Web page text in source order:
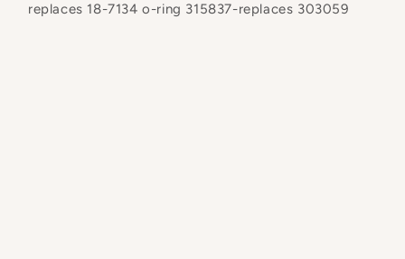
replaces 18-7134 o-ring 315837-replaces 303059